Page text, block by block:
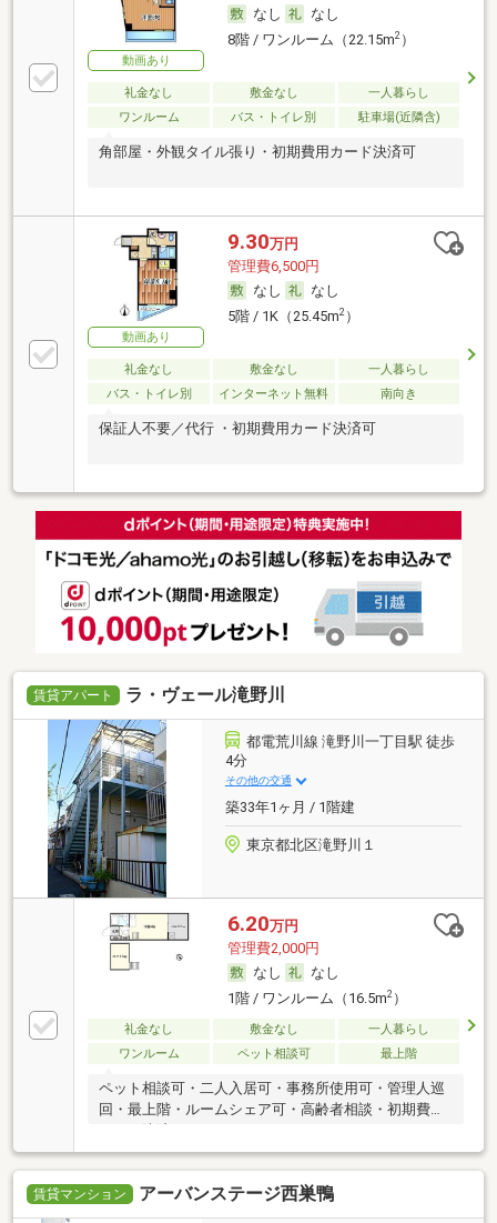
動画あり
なし
なし
8階 / ワンルーム（22.15m2）
礼金なし 敷金なし
一人暮らし
ワンルーム
バス・トイレ別 駐車場(近隣含)
角部屋・外観タイル張り・初期費用カード決済可
動画あり
9.30万円
管理費6,500円
なし
なし
5階 / 1K（25.45m2）
礼金なし 敷金なし
一人暮らし
バス・トイレ別
インターネット無料 南向き
保証人不要／代行 ・初期費用カード決済可
賃貸アパート ラ・ヴェール滝野川
都電荒川線 滝野川一丁目駅 徒歩
4分
その他の交通
築33年1ヶ月 / 1階建
東京都北区滝野川１
6.20万円
管理費2,000円
なし
なし
1階 / ワンルーム（16.5m2）
礼金なし 敷金なし
一人暮らし
ワンルーム
ペット相談可 最上階
ペット相談可・二人入居可・事務所使用可・管理人巡
回・最上階・ルームシェア可・高齢者相談・初期費用
賃貸マンション アーバンステージ西巣鴨